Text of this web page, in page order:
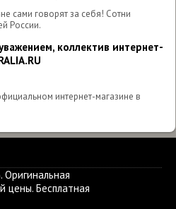
сами говорят за себя! Сотни
России.
коллектив интернет-
Оригинальная
цены. Бесплатная